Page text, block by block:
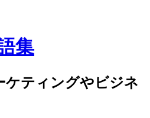
ケティングやビジネ